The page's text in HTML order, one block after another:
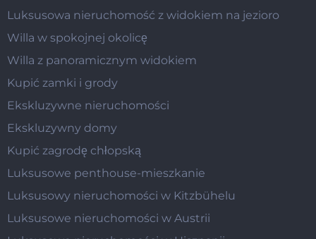
Luksusowa nieruchomość z widokiem na jezioro
Willa w spokojnej okolicę
Willa z panoramicznym widokiem
Kupić zamki i grody
Ekskluzywne nieruchomości
Ekskluzywny domy
Kupić zagrodę chłopską
Luksusowe penthouse-mieszkanie
Luksusowy nieruchomości w Kitzbühelu
Luksusowe nieruchomości w Austrii